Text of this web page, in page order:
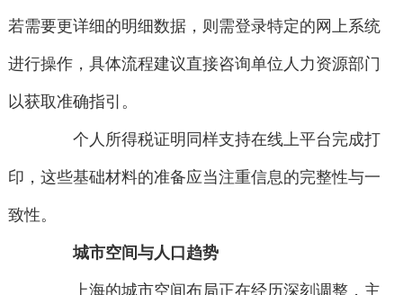
若需要更详细的明细数据，则需登录特定的网上系统
进行操作，具体流程建议直接咨询单位人力资源部门
以获取准确指引。
个人所得税证明同样支持在线上平台完成打
印，这些基础材料的准备应当注重信息的完整性与一
致性。
城市空间与人口趋势
上海的城市空间布局正在经历深刻调整，主